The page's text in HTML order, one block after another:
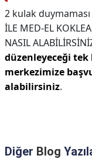
2 kulak
İLE MED-EL
NASIL
düzenleyeceği
merkezimize
alabilirsiniz.
Diğer Blog